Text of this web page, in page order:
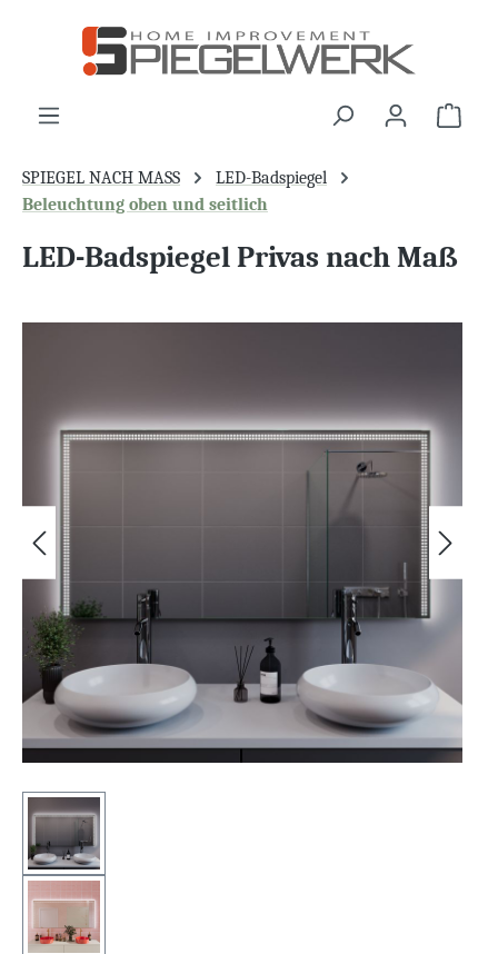
springen
SPIEGEL NACH MASS
LED-Badspiegel
Beleuchtung oben und seitlich
LED-Badspiegel Privas nach Maß